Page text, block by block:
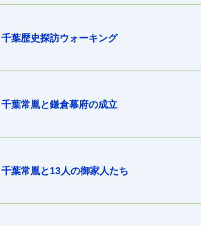
千葉歴史探訪ウォーキング
千葉常胤と鎌倉幕府の成立
千葉常胤と13人の御家人たち